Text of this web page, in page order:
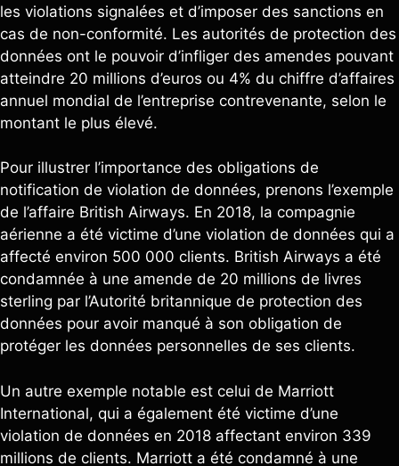
les violations signalées et d’imposer des sanctions en
cas de non-conformité. Les autorités de protection des
données ont le pouvoir d’infliger des amendes pouvant
atteindre 20 millions d’euros ou 4% du chiffre d’affaires
annuel mondial de l’entreprise contrevenante, selon le
montant le plus élevé.
Pour illustrer l’importance des obligations de
notification de violation de données, prenons l’exemple
de l’affaire British Airways. En 2018, la compagnie
aérienne a été victime d’une violation de données qui a
affecté environ 500 000 clients. British Airways a été
condamnée à une amende de 20 millions de livres
sterling par l’Autorité britannique de protection des
données pour avoir manqué à son obligation de
protéger les données personnelles de ses clients.
Un autre exemple notable est celui de Marriott
International, qui a également été victime d’une
violation de données en 2018 affectant environ 339
millions de clients. Marriott a été condamné à une